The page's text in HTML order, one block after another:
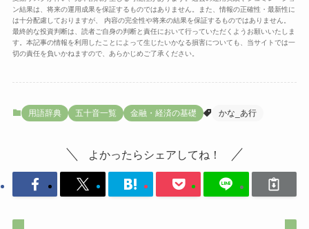
ン結果は、将来の運用成果を保証するものではありません。また、情報の正確性・最新性に
は十分配慮しておりますが、 内容の完全性や将来の結果を保証するものではありません。
最終的な投資判断は、読者ご自身の判断と責任において行っていただくようお願いいたしま
す。本記事の情報を利用したことによって生じたいかなる損害についても、当サイトでは一
切の責任を負いかねますので、あらかじめご了承ください。
用語辞典 五十音一覧 金融・経済の基礎 かな_あ行
よかったらシェアしてね！